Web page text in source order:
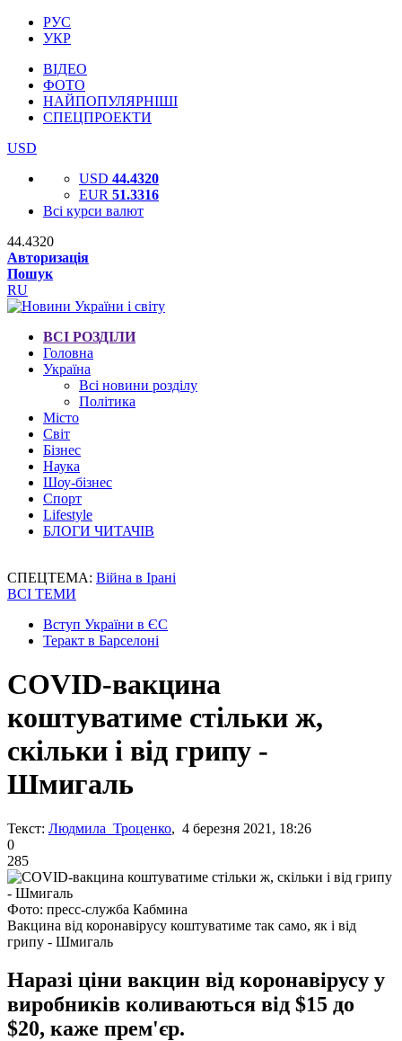
РУС
УКР
ВІДЕО
ФОТО
НАЙПОПУЛЯРНІШІ
СПЕЦПРОЕКТИ
USD
USD 44.4320
EUR 51.3316
Всі курси валют
44.4320
Авторизація
Пошук
RU
ВСІ РОЗДІЛИ
Головна
Україна
Всі новини розділу
Політика
Місто
Світ
Бізнес
Наука
Шоу-бізнес
Спорт
Lifestyle
БЛОГИ ЧИТАЧІВ
СПЕЦТЕМА: Війна в Ірані
ВСІ ТЕМИ
Вступ України в ЄС
Теракт в Барселоні
COVID-вакцина
коштуватиме стільки ж,
скільки і від грипу -
Шмигаль
Текст: Людмила Троценко, 4 березня 2021, 18:26
0
285
Фото: пресс-служба Кабмина
Вакцина від коронавірусу коштуватиме так само, як і від
грипу - Шмигаль
Наразі ціни вакцин від коронавірусу у
виробників коливаються від $15 до
$20, каже прем'єр.